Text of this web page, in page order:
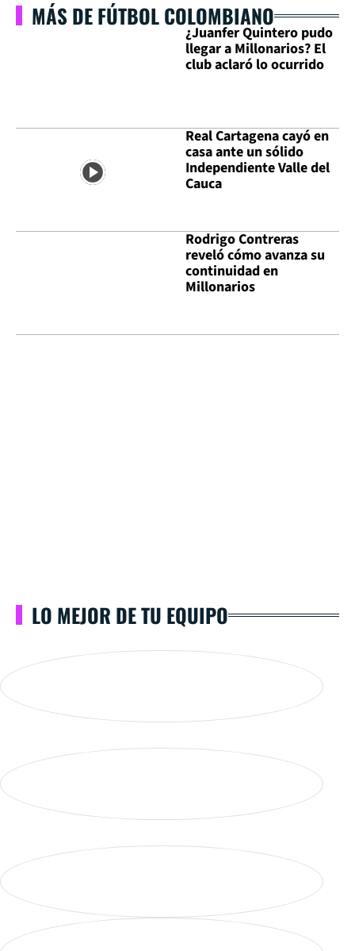
MÁS DE FÚTBOL COLOMBIANO
¿Juanfer Quintero pudo
llegar a Millonarios? El
club aclaró lo ocurrido
Real Cartagena cayó en
casa ante un sólido
Independiente Valle del
Cauca
Rodrigo Contreras
reveló cómo avanza su
continuidad en
Millonarios
LO MEJOR DE TU EQUIPO